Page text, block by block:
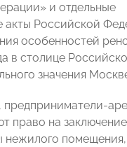
и отдельные
акты Российской
особенностей
в столице
значения
предприниматели-
право на
нежилого помещения,